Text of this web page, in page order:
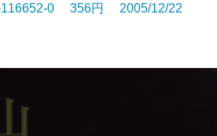
0 356円 2005/12/22